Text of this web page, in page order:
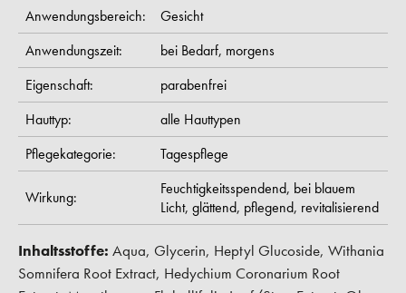
Anwendungsbereich:
Gesicht
Anwendungszeit:
bei Bedarf, morgens
Eigenschaft:
parabenfrei
Hauttyp:
alle Hauttypen
Pflegekategorie:
Tagespflege
Wirkung: Feuchtigkeitsspendend, bei blauem
Licht, glättend, pflegend, revitalisierend
Inhaltsstoffe: Aqua, Glycerin, Heptyl Glucoside, Withania
Somnifera Root Extract, Hedychium Coronarium Root